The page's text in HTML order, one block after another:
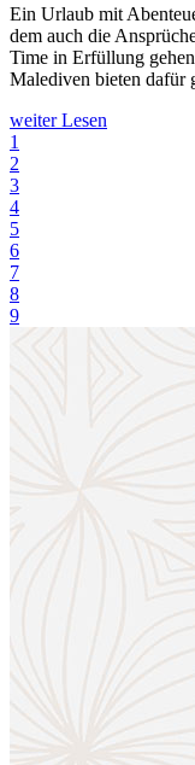
Ein Urlaub mit
dem auch die
Time in Erfüllung
Malediven bieten dafür
weiter Lesen
1
2
3
4
5
6
7
8
9